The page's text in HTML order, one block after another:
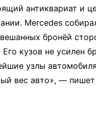
антиквариат и
Mercedes
бронёй
кузов не усилен
узлы
вес авто», —